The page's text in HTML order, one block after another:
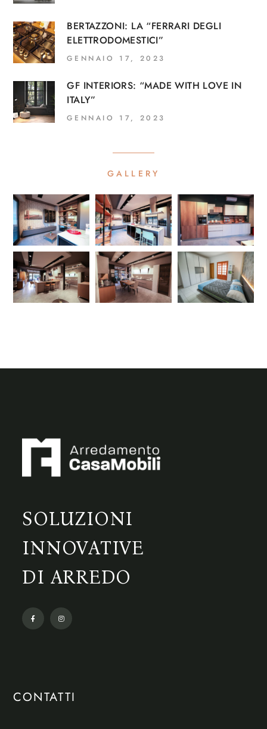
BERTAZZONI: LA “FERRARI DEGLI
ELETTRODOMESTICI”
GENNAIO 17, 2023
GF INTERIORS: “MADE WITH LOVE IN
ITALY”
GENNAIO 17, 2023
GALLERY
SOLUZIONI
INNOVATIVE
DI ARREDO
CONTATTI